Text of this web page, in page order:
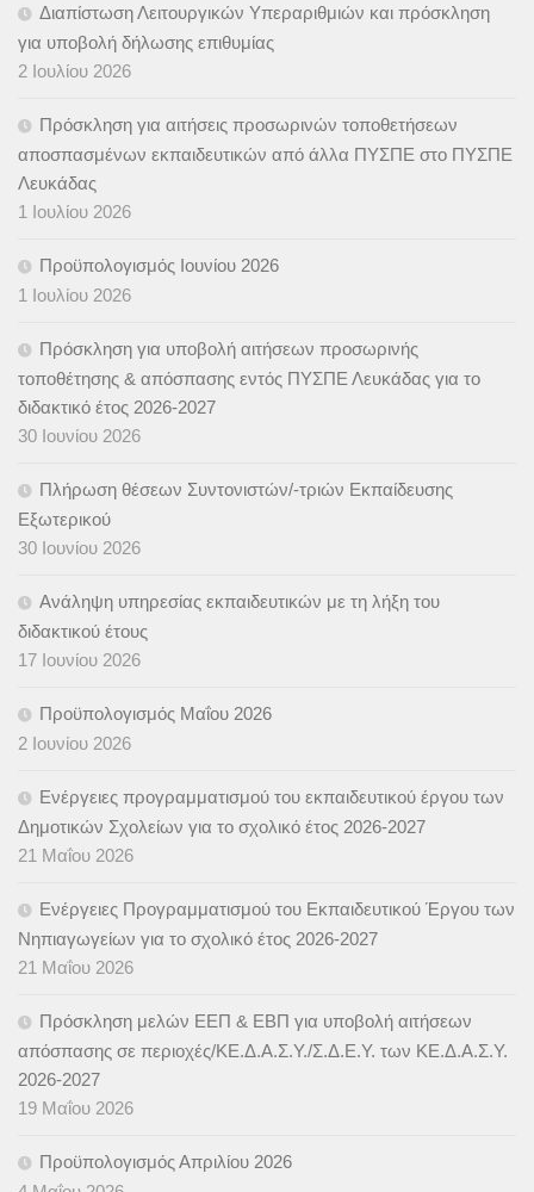
Διαπίστωση Λειτουργικών Υπεραριθμιών και πρόσκληση
για υποβολή δήλωσης επιθυμίας
2 Ιουλίου 2026
Πρόσκληση για αιτήσεις προσωρινών τοποθετήσεων
αποσπασμένων εκπαιδευτικών από άλλα ΠΥΣΠΕ στο ΠΥΣΠΕ
Λευκάδας
1 Ιουλίου 2026
Προϋπολογισμός Ιουνίου 2026
1 Ιουλίου 2026
Πρόσκληση για υποβολή αιτήσεων προσωρινής
τοποθέτησης & απόσπασης εντός ΠΥΣΠΕ Λευκάδας για το
διδακτικό έτος 2026-2027
30 Ιουνίου 2026
Πλήρωση θέσεων Συντονιστών/-τριών Εκπαίδευσης
Εξωτερικού
30 Ιουνίου 2026
Ανάληψη υπηρεσίας εκπαιδευτικών με τη λήξη του
διδακτικού έτους
17 Ιουνίου 2026
Προϋπολογισμός Μαΐου 2026
2 Ιουνίου 2026
Ενέργειες προγραμματισμού του εκπαιδευτικού έργου των
Δημοτικών Σχολείων για το σχολικό έτος 2026-2027
21 Μαΐου 2026
Ενέργειες Προγραμματισμού του Εκπαιδευτικού Έργου των
Νηπιαγωγείων για το σχολικό έτος 2026-2027
21 Μαΐου 2026
Πρόσκληση μελών ΕΕΠ & ΕΒΠ για υποβολή αιτήσεων
απόσπασης σε περιοχές/ΚΕ.Δ.Α.Σ.Υ./Σ.Δ.Ε.Υ. των ΚΕ.Δ.Α.Σ.Υ.
2026-2027
19 Μαΐου 2026
Προϋπολογισμός Απριλίου 2026